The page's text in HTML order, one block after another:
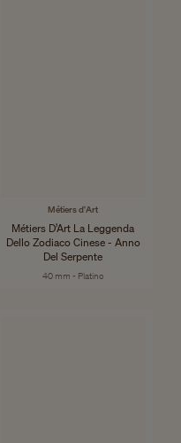
Métiers d'Art
Métiers D’Art La Leggenda
Dello Zodiaco Cinese - Anno
Del Serpente
40 mm - Platino